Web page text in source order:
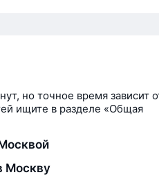
но точное время зависит
ищите в разделе «Общая
Москву